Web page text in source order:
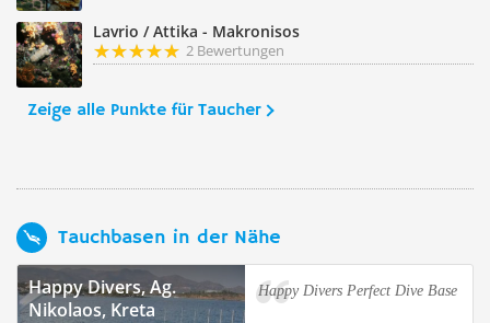
Lavrio / Attika - Makronisos
2 Bewertungen
Zeige alle Punkte für Taucher
Tauchbasen in der Nähe
Happy Divers, Ag.
Nikolaos, Kreta
Happy Divers Perfect Dive Base